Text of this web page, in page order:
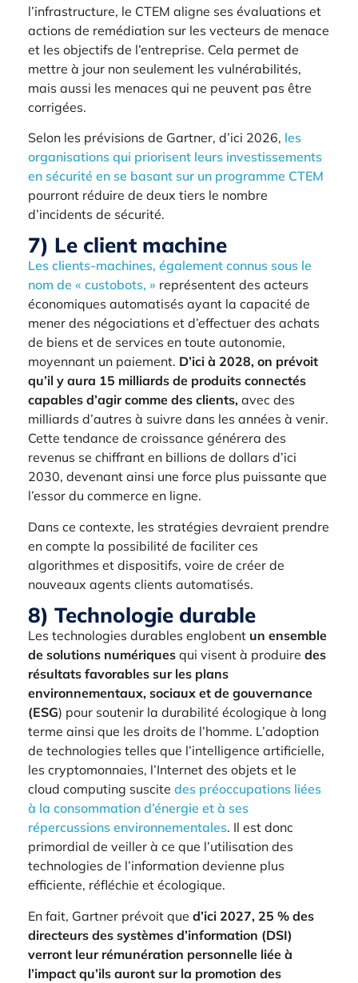
l’infrastructure, le CTEM aligne ses évaluations et
actions de remédiation sur les vecteurs de menace
et les objectifs de l’entreprise. Cela permet de
mettre à jour non seulement les vulnérabilités,
mais aussi les menaces qui ne peuvent pas être
corrigées.
Selon les prévisions de Gartner, d’ici 2026, les
organisations qui priorisent leurs investissements
en sécurité en se basant sur un programme CTEM
pourront réduire de deux tiers le nombre
d’incidents de sécurité.
7) Le client machine
Les clients-machines, également connus sous le
nom de « custobots, » représentent des acteurs
économiques automatisés ayant la capacité de
mener des négociations et d’effectuer des achats
de biens et de services en toute autonomie,
moyennant un paiement. D’ici à 2028, on prévoit
qu’il y aura 15 milliards de produits connectés
capables d’agir comme des clients, avec des
milliards d’autres à suivre dans les années à venir.
Cette tendance de croissance générera des
revenus se chiffrant en billions de dollars d’ici
2030, devenant ainsi une force plus puissante que
l’essor du commerce en ligne.
Dans ce contexte, les stratégies devraient prendre
en compte la possibilité de faciliter ces
algorithmes et dispositifs, voire de créer de
nouveaux agents clients automatisés.
8) Technologie durable
Les technologies durables englobent un ensemble
de solutions numériques qui visent à produire des
résultats favorables sur les plans
environnementaux, sociaux et de gouvernance
(ESG) pour soutenir la durabilité écologique à long
terme ainsi que les droits de l’homme. L’adoption
de technologies telles que l’intelligence artificielle,
les cryptomonnaies, l’Internet des objets et le
cloud computing suscite des préoccupations liées
à la consommation d’énergie et à ses
répercussions environnementales. Il est donc
primordial de veiller à ce que l’utilisation des
technologies de l’information devienne plus
efficiente, réfléchie et écologique.
En fait, Gartner prévoit que d’ici 2027, 25 % des
directeurs des systèmes d’information (DSI)
verront leur rémunération personnelle liée à
l’impact qu’ils auront sur la promotion des